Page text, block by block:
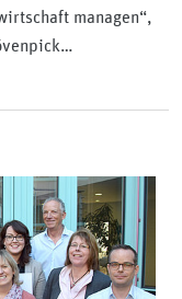
managen“,